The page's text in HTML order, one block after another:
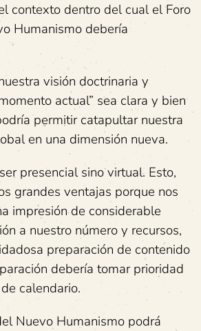
contexto dentro del cual el Foro
Humanismo debería
visión doctrinaria y
actual” sea clara y bien
permitir catapultar nuestra
en una dimensión nueva.
presencial sino virtual. Esto,
grandes ventajas porque nos
impresión de considerable
a nuestro número y recursos,
preparación de contenido
debería tomar prioridad
calendario.
Nuevo Humanismo podrá